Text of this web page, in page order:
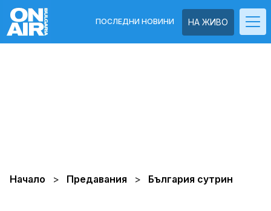
НА ЖИВО
ПОСЛЕДНИ НОВИНИ
Начало Предавания България сутрин